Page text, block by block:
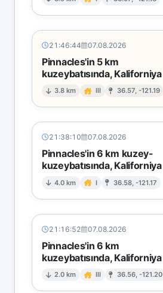
21:46:44 07.08.2026
Pinnacles'in 5 km
kuzeybatısında, Kaliforniya
3.8 km III 36.57, -121.19
21:38:10 07.08.2026
Pinnacles'in 6 km kuzey-
kuzeybatısında, Kaliforniya
4.0 km I 36.58, -121.17
21:16:52 07.08.2026
Pinnacles'in 6 km
kuzeybatısında, Kaliforniya
2.0 km III 36.56, -121.20